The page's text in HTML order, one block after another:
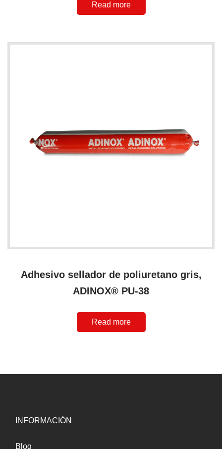
Read more
Adhesivo sellador de poliuretano gris,
ADINOX® PU-38
Read more
INFORMACIÓN
Blog